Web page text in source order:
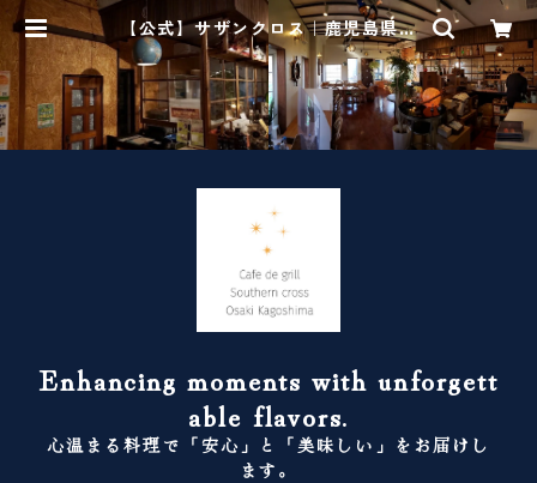
【公式】サザンクロス｜鹿児島県曽
於郡のカフェレストラン
Enhancing moments with unforgett
able flavors.
心温まる料理で「安心」と「美味しい」をお届けし
ます。